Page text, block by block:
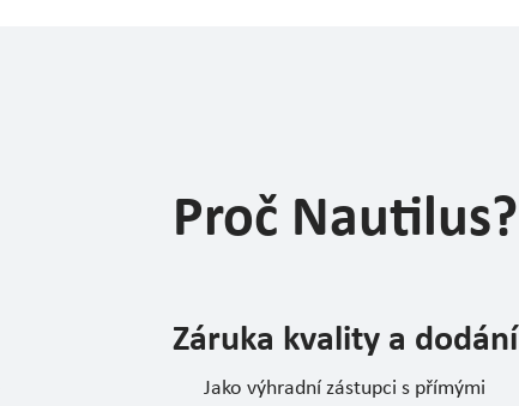
Proč Nautilus?
Záruka kvality a dodání
Jako výhradní zástupci s přímými